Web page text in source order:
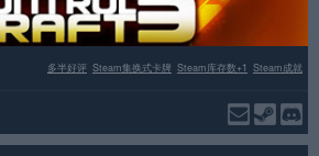
Steam成就
Steam库存数+1
Steam集换式卡牌
多半好评